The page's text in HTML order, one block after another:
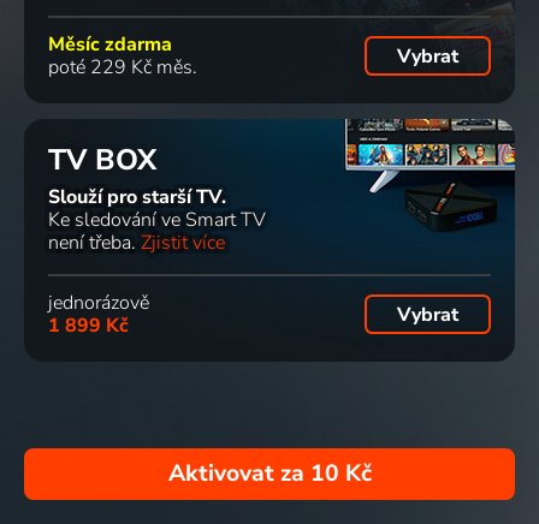
Měsíc zdarma
poté 229 Kč měs.
Vybrat
TV BOX
Slouží pro starší TV.
Ke sledování ve Smart TV
není třeba. Zjistit více
jednorázově
1 899 Kč
Vybrat
Aktivovat za 10 Kč